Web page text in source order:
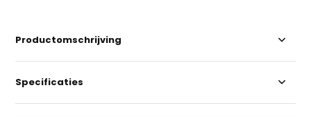
Productomschrijving
Specificaties